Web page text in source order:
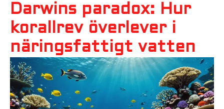
Darwins paradox: Hur
korallrev överlever i
näringsfattigt vatten